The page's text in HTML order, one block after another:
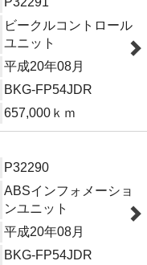
ビークルコントロール
ユニット
平成20年08月
BKG-FP54JDR
657,000ｋｍ
P32290
ABSインフォメーショ
ンユニット
平成20年08月
BKG-FP54JDR